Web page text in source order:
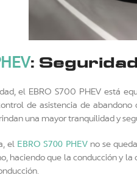
:
el EBRO S700 PHEV está
de asistencia de
una mayor tranquilidad y
el EBRO S700 PHEV no se
haciendo que la conducción y la